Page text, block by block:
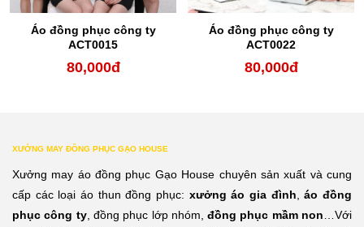
Áo đồng phục công ty
ACT0015
80,000đ
Áo đồng phục công ty
ACT0022
80,000đ
XƯỞNG MAY ĐỒNG PHỤC GẠO HOUSE
Xưởng may áo đồng phục Gạo House chuyên sản xuất và cung
cấp các loại áo thun đồng phục: xưởng áo gia đình ,áo đồng
phục công ty, đồng phục lớp nhóm,đồng phục mầm non …Với